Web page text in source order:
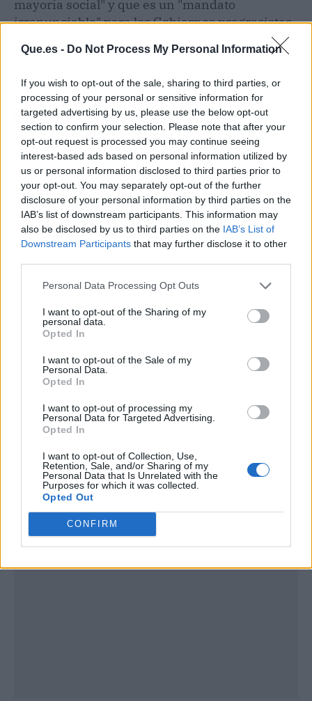
Que.es - Do Not Process My Personal Information
If you wish to opt-out of the sale, sharing to third parties, or
processing of your personal or sensitive information for
targeted advertising by us, please use the below opt-out
section to confirm your selection. Please note that after your
opt-out request is processed you may continue seeing
interest-based ads based on personal information utilized by
us or personal information disclosed to third parties prior to
your opt-out. You may separately opt-out of the further
disclosure of your personal information by third parties on the
IAB’s list of downstream participants. This information may
also be disclosed by us to third parties on the IAB’s List of
Downstream Participants that may further disclose it to other
Personal Data Processing Opt Outs
I want to opt-out of the Sharing of my
personal data.
Opted In
I want to opt-out of the Sale of my
Personal Data.
Opted In
I want to opt-out of processing my
Personal Data for Targeted Advertising.
Opted In
I want to opt-out of Collection, Use,
Retention, Sale, and/or Sharing of my
Personal Data that Is Unrelated with the
Purposes for which it was collected.
Opted Out
CONFIRM
mayoría social" y que es un "mandato
irrenunciable" para los Gobiernos progresistas
recordado.
Artículo anterior
España y Marruecos
acuerdan que la
aduanas de Ceuta y
Melilla abran durante el
mes de enero
Artículo siguiente
Barcelona apuesta por
los vecinos y Madrid por
las terrazas
Publicidad